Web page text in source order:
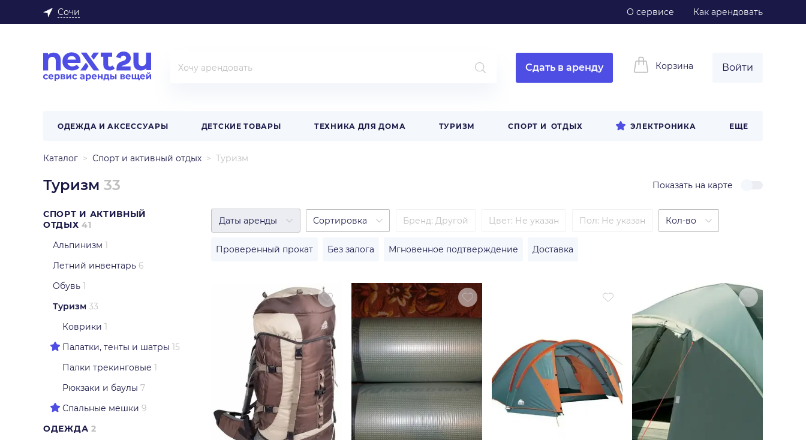
Сочи О сервисе Как арендовать
Сдать в аренду Корзина Войти
ОДЕЖДА И АКСЕССУАРЫ ДЕТСКИЕ ТОВАРЫ ТЕХНИКА ДЛЯ ДОМА ТУРИЗМ СПОРТ И ОТДЫХ ЭЛЕКТРОНИКА ЕЩЕ
Каталог Спорт и активный отдых Туризм
Туризм 33 Показать на карте
СПОРТ И АКТИВНЫЙ
ОТДЫХ 41
Альпинизм 1
Летний инвентарь 6
Обувь 1
Туризм 33
Коврики 1
Палатки, тенты и шатры 15
Палки трекинговые 1
Рюкзаки и баулы 7
Спальные мешки 9
ОДЕЖДА 2
Даты аренды Сортировка Бренд: Другой Цвет: Не указан Пол: Не указан Кол-во
Проверенный прокат Без залога Мгновенное подтверждение Доставка